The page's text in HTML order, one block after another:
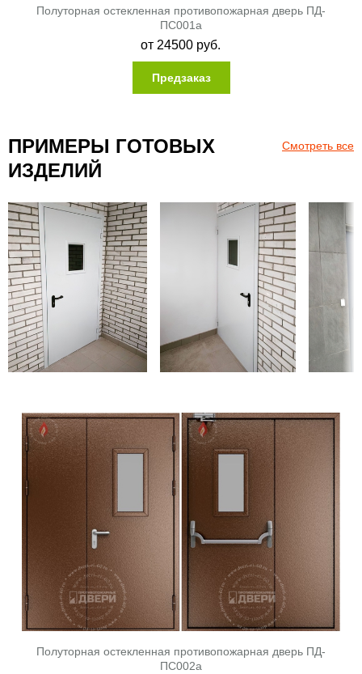
Полуторная остекленная противопожарная дверь ПД-
ПС001a
от 24500 руб.
Предзаказ
ПРИМЕРЫ ГОТОВЫХ
ИЗДЕЛИЙ
Смотреть все
Полуторная остекленная противопожарная дверь ПД-
ПС002a